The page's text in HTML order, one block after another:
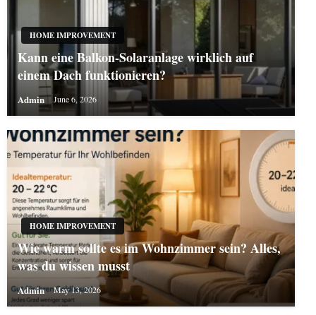
HOME IMPROVEMENT
Kann eine Balkon-Solaranlage wirklich auf
einem Dach funktionieren?
Admin June 6, 2026
HOME IMPROVEMENT
Wie warm sollte es im Wohnzimmer sein? Alles,
was du wissen musst
Admin May 13, 2026